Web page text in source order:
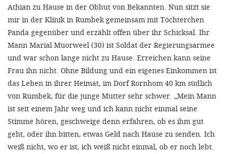
Athian zu Hause in der Obhut von Bekannten. Nun sitzt sie
mir in der Klinik in Rumbek gemeinsam mit Töchterchen
Panda gegenüber und erzählt offen über ihr Schicksal. Ihr
Mann Marial Muorweel (30) ist Soldat der Regierungsarmee
und war schon lange nicht zu Hause. Erreichen kann seine
Frau ihn nicht. Ohne Bildung und ein eigenes Einkommen ist
das Leben in ihrer Heimat, im Dorf Rornhom 40 km südlich
von Rumbek, für die junge Mutter sehr schwer. „Mein Mann
ist seit einem Jahr weg und ich kann nicht einmal seine
Stimme hören, geschweige denn erfahren, ob es ihm gut
geht, oder ihn bitten, etwas Geld nach Hause zu senden. Ich
weiß nicht, wo er ist, ich weiß nicht einmal, ob er noch lebt.